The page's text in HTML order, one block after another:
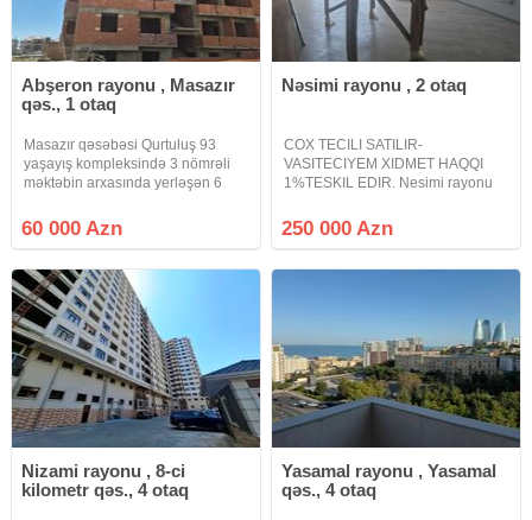
Abşeron rayonu , Masazır
qəs., 1 otaq
Masazır qəsəbəsi Qurtuluş 93
yaşayış kompleksində 3 nömrəli
məktəbin arxasında yerləşən 6
mərtəbəsində sahəsi 51 kv.m olan
qanuni 1 otaqlı təmirsiz mənzil
60 000 Azn
Nəsimi rayonu , 2 otaq
COX TECILI SATILIR-
VASITECIYEM XIDMET HAQQI
1%TESKIL EDIR. Nesimi rayonu
tikilinin 15ci mertebesinde 75
kvadratliq 1den 2 ye deyisdirilmiw
250 000 Azn
Nizami rayonu , 8-ci
kilometr qəs., 4 otaq
Yasamal rayonu , Yasamal
qəs., 4 otaq